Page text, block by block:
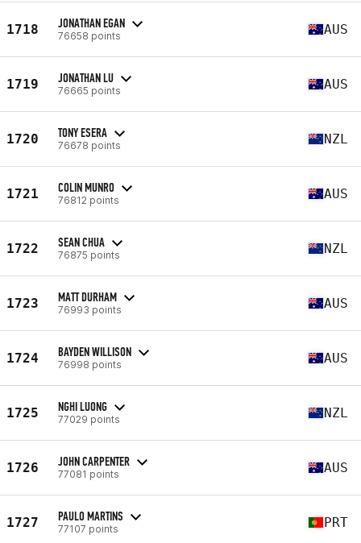
1718 JONATHAN EGAN
76658 points AUS
1719 JONATHAN LU
76665 points AUS
1720 TONY ESERA
76678 points NZL
1721 COLIN MUNRO
76812 points AUS
1722 SEAN CHUA
76875 points NZL
1723 MATT DURHAM
76993 points AUS
1724 BAYDEN WILLISON
76998 points AUS
1725 NGHI LUONG
77029 points NZL
1726 JOHN CARPENTER
77081 points AUS
1727 PAULO MARTINS
77107 points PRT